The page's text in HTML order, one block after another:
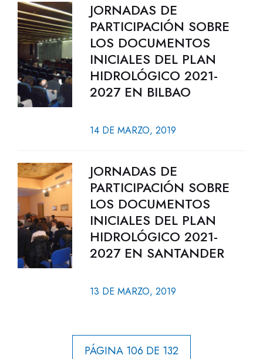
JORNADAS DE
PARTICIPACIÓN SOBRE
LOS DOCUMENTOS
INICIALES DEL PLAN
HIDROLÓGICO 2021-
2027 EN BILBAO
14 DE MARZO, 2019
JORNADAS DE
PARTICIPACIÓN SOBRE
LOS DOCUMENTOS
INICIALES DEL PLAN
HIDROLÓGICO 2021-
2027 EN SANTANDER
13 DE MARZO, 2019
PÁGINA 106 DE 132